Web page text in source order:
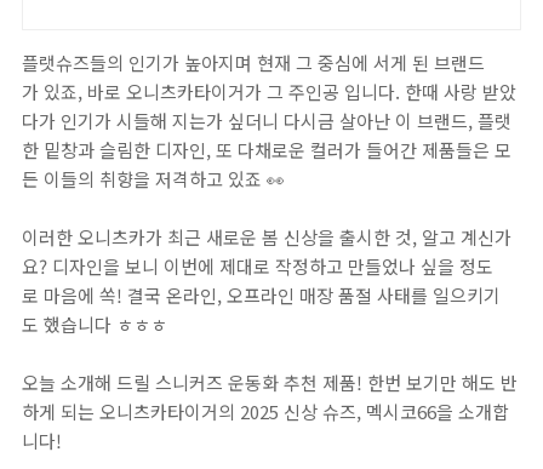
플랫슈즈들의 인기가 높아지며 현재 그 중심에 서게 된 브랜드
가 있죠, 바로 오니츠카타이거가 그 주인공 입니다. 한때 사랑 받았
다가 인기가 시들해 지는가 싶더니 다시금 살아난 이 브랜드, 플랫
한 밑창과 슬림한 디자인, 또 다채로운 컬러가 들어간 제품들은 모
든 이들의 취향을 저격하고 있죠 👀
이러한 오니츠카가 최근 새로운 봄 신상을 출시한 것, 알고 계신가
요? 디자인을 보니 이번에 제대로 작정하고 만들었나 싶을 정도
로 마음에 쏙! 결국 온라인, 오프라인 매장 품절 사태를 일으키기
도 했습니다 ㅎㅎㅎ
오늘 소개해 드릴 스니커즈 운동화 추천 제품! 한번 보기만 해도 반
하게 되는 오니츠카타이거의 2025 신상 슈즈, 멕시코66을 소개합
니다!